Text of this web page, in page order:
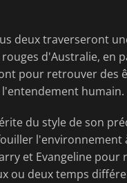
deux traverseront
d'Australie, en
pour retrouver des
humain.
du style de son
l'environnement
et Evangeline
ou deux temps